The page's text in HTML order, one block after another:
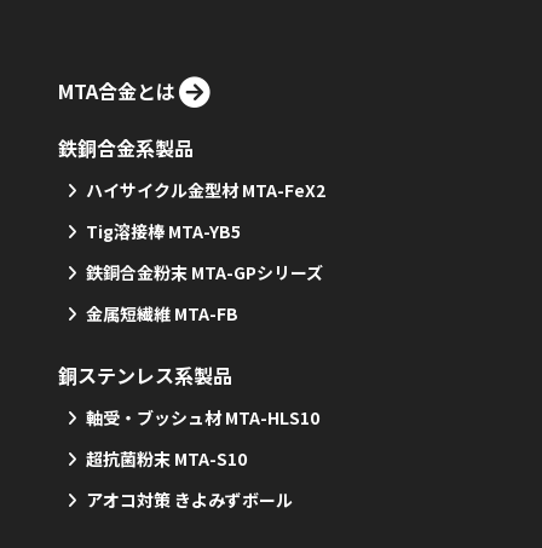
MTA合金とは
鉄銅合金系製品
ハイサイクル金型材 MTA-FeX2
Tig溶接棒 MTA-YB5
鉄銅合金粉末 MTA-GPシリーズ
金属短繊維 MTA-FB
銅ステンレス系製品
軸受・ブッシュ材 MTA-HLS10
超抗菌粉末 MTA-S10
アオコ対策 きよみずボール